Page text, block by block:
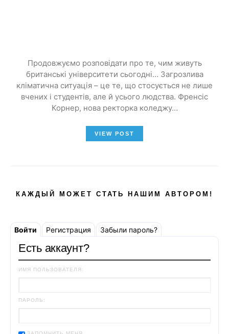
Продовжуємо розповідати про те, чим живуть
британські університети сьогодні… Загрозлива
кліматична ситуація – це те, що стосується не лише
вчених і студентів, але й усього людства. Френсіс
Корнер, нова ректорка коледжу…
VIEW POST
КАЖДЫЙ МОЖЕТ СТАТЬ НАШИМ АВТОРОМ!
Войти Регистрация Забыли пароль?
Есть аккаунт?
ИМЯ ПОЛЬЗОВАТЕЛЯ:
ПАРОЛЬ: